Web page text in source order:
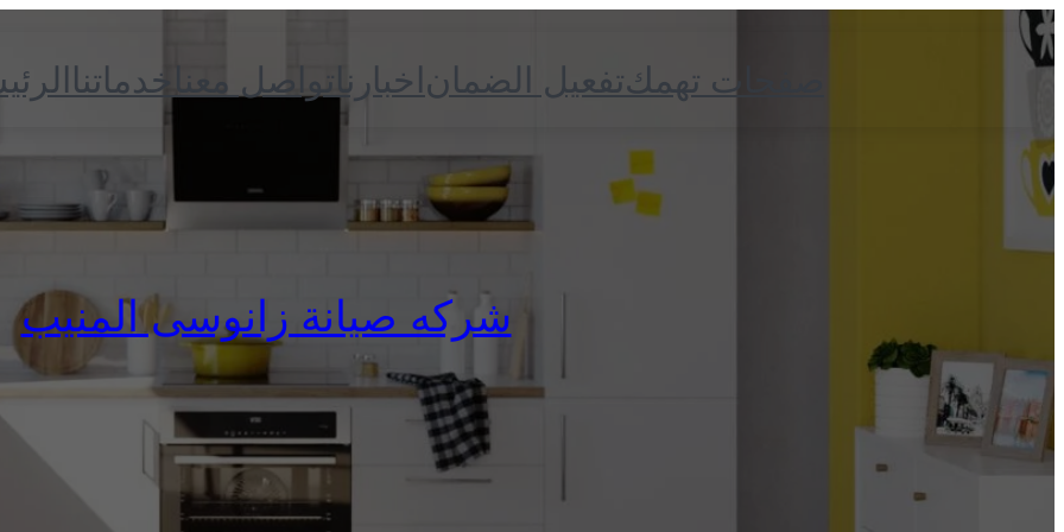
خدماتنا تواصل معنا اخبارناتفعيل الضمانصفحات تهمك
شركه صيانة زانوسى المنيب